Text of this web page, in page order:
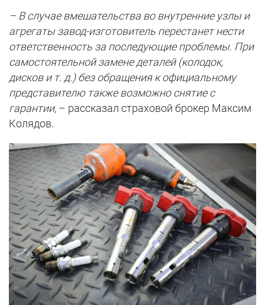
– В случае вмешательства во внутренние узлы и
агрегаты завод-изготовитель перестанет нести
ответственность за последующие проблемы. При
самостоятельной замене деталей (колодок,
дисков и т. д.) без обращения к официальному
представителю также возможно снятие с
гарантии, – рассказал страховой брокер Максим
Колядов.